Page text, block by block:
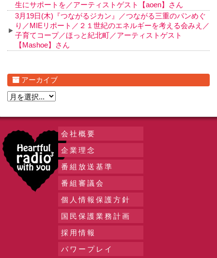
生にサポートを／アーティストゲスト【aoen】さん
3月19日(木)『つながるジカン』／つながる三重のパンめぐ
り／MIEリポート／２１世紀のエネルギーを考える会みえ／
子育てコープ／ほっと紀北町／アーティストゲスト
【Mashoe】さん
アーカイブ
会社概要
企業理念
番組放送基準
番組審議会
個人情報保護方針
国民保護業務計画
採用情報
パワープレイ